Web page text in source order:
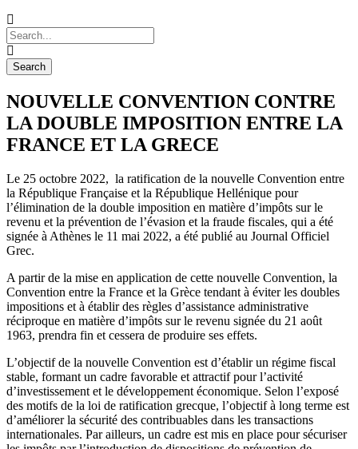
NOUVELLE CONVENTION CONTRE
LA DOUBLE IMPOSITION ENTRE LA
FRANCE ET LA GRECE
Le 25 octobre 2022, la ratification de la nouvelle Convention entre
la République Française et la République Hellénique pour
l’élimination de la double imposition en matière d’impôts sur le
revenu et la prévention de l’évasion et la fraude fiscales, qui a été
signée à Athènes le 11 mai 2022, a été publié au Journal Officiel
Grec.
A partir de la mise en application de cette nouvelle Convention, la
Convention entre la France et la Grèce tendant à éviter les doubles
impositions et à établir des règles d’assistance administrative
réciproque en matière d’impôts sur le revenu signée du 21 août
1963, prendra fin et cessera de produire ses effets.
L’objectif de la nouvelle Convention est d’établir un régime fiscal
stable, formant un cadre favorable et attractif pour l’activité
d’investissement et le développement économique. Selon l’exposé
des motifs de la loi de ratification grecque, l’objectif à long terme est
d’améliorer la sécurité des contribuables dans les transactions
internationales. Par ailleurs, un cadre est mis en place pour sécuriser